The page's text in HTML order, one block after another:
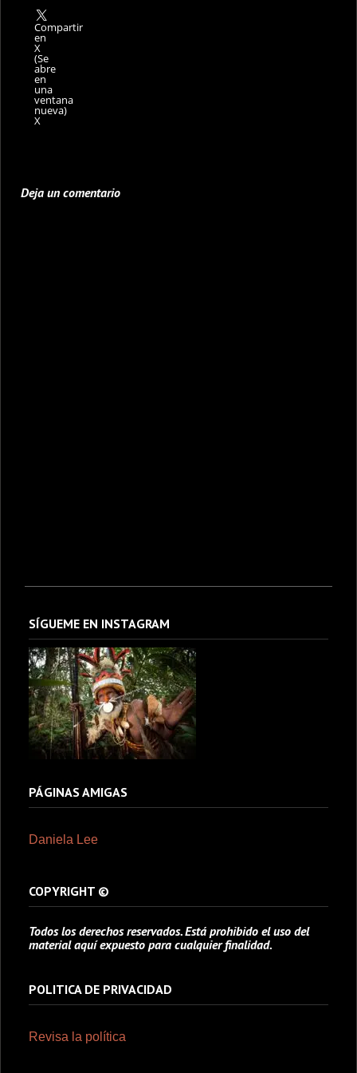
Compartir
en
X
(Se
abre
en
una
ventana
nueva)
X
Deja un comentario
SÍGUEME EN INSTAGRAM
PÁGINAS AMIGAS
Daniela Lee
COPYRIGHT ©
Todos los derechos reservados. Está prohibido el uso del
material aquí expuesto para cualquier finalidad.
POLITICA DE PRIVACIDAD
Revisa la política